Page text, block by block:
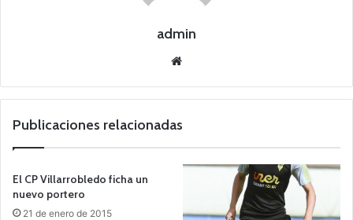
admin
we
Publicaciones relacionadas
El CP Villarrobledo ficha un
nuevo portero
21 de enero de 2015